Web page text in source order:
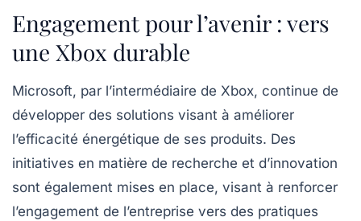
Engagement pour l’avenir : vers
une Xbox durable
Microsoft, par l’intermédiaire de Xbox, continue de
développer des solutions visant à améliorer
l’efficacité énergétique de ses produits. Des
initiatives en matière de recherche et d’innovation
sont également mises en place, visant à renforcer
l’engagement de l’entreprise vers des pratiques